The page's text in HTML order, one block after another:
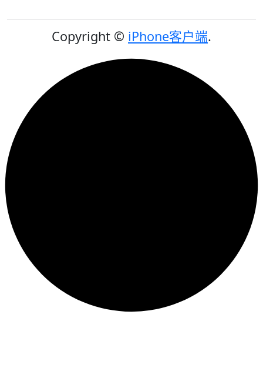
Copyright © iPhone客户端.